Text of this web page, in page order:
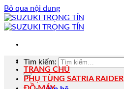
Bỏ qua nội dung
Tìm kiếm:
TRANG CHỦ
PHỤ TÙNG SATRIA RAIDER